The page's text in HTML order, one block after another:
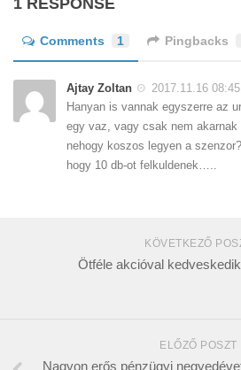
Comments 1 Pingbacks
Ajtay Zoltan
2017.11.16 08:45
Hanyan is vannak egyszerre az
egy vaz, vagy csak nem
nehogy koszos legyen a szenzor?
hogy 10 db-ot felkuldenek…..
KÖVETKEZŐ
Ötféle akcióval
ELŐZŐ POSZT
Nagyon erős pénzügyi